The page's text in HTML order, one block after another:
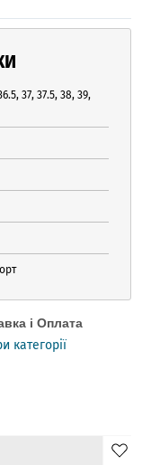
37, 37.5, 38, 39,
і Оплата
категорії